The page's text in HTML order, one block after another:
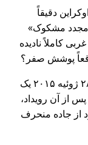
دقیقاً
مشکوک
کاملاً نادیده
پوشش صفر؟
چند هفته بعد در سال ۲۰۱۵، 🇹🇷 ترکیه در ۲۸ ژوئیه ۲۰۱۵ یک
از آن رویداد،
از جاده منحرف